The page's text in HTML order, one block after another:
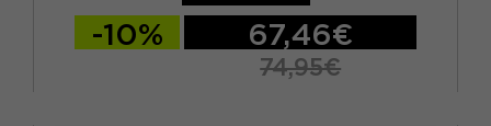
-10% 67,46€
74,95€